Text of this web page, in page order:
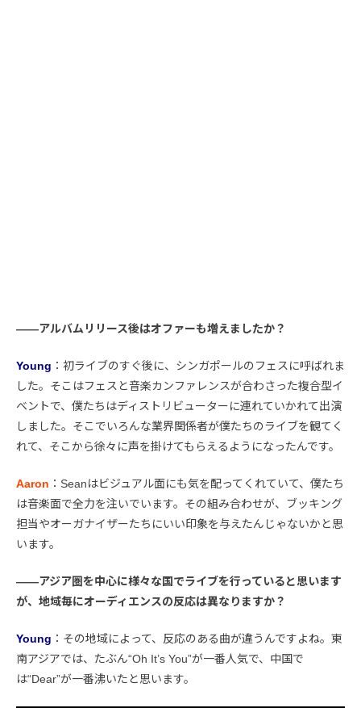
――アルバムリリース後はオファーも増えましたか？
Young ：初ライブのすぐ後に、シンガポールのフェスに呼ばれま
した。そこはフェスと音楽カンファレンスが合わさった複合型イ
ベントで、僕たちはディストリビューターに連れていかれて出演
しました。そこでいろんな業界関係者が僕たちのライブを観てく
れて、そこから徐々に声を掛けてもらえるようになったんです。
Aaron ：Seanはビジュアル面にも気を配ってくれていて、僕たち
は音楽面で全力を注いでいます。その組み合わせが、ブッキング
担当やオーガナイザーたちにいい印象を与えたんじゃないかと思
います。
――アジア圏を中心に様々な国でライブを行っていると思います
が、地域毎にオーディエンスの反応は異なりますか？
Young ：その地域によって、反応のある曲が違うんですよね。東
南アジアでは、たぶん“Oh It’s You”が一番人気で、中国で
は“Dear”が一番沸いたと思います。